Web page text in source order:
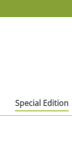
Special Edition